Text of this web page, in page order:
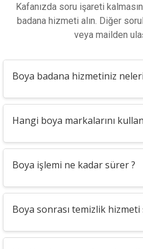
Kafanızda soru işareti
badana hizmeti alın. Diğer
veya mailden
Boya badana hizmetiniz
Hangi boya markalarını
Boya işlemi ne kadar sürer ?
Boya sonrası temizlik hizmeti